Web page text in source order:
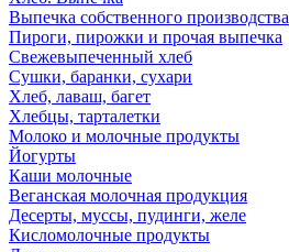
Выпечка собственного производства
Пироги, пирожки и прочая выпечка
Свежевыпеченный хлеб
Сушки, баранки, сухари
Хлеб, лаваш, багет
Хлебцы, тарталетки
Молоко и молочные продукты
Йогурты
Каши молочные
Веганская молочная продукция
Десерты, муссы, пудинги, желе
Кисломолочные продукты